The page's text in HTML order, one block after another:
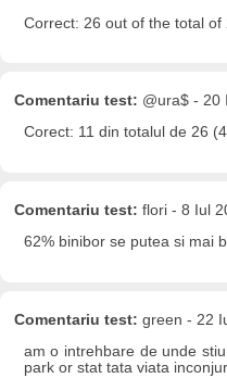
Correct: 26 out of the total of
Comentariu test: @ura$ - 20
Corect: 11 din totalul de 26
Comentariu test: flori - 8 Iul
62% binibor se putea si mai
Comentariu test: green - 22
am o intrehbare de unde
park or stat tata viata